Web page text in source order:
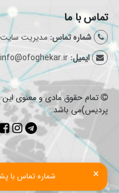
تماس با ما
شماره تماس:مدیریت سایت 02176210299 | 09124086144
ایمیل:info@ofoghekar.ir
تمام حقوق مادی و معنوی این
پردیس)می باشد.
شماره تماس با ×